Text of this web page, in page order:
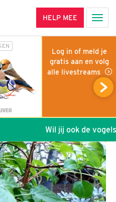
HELP MEE
Log in of meld je
gratis aan en volg
alle livestreams
Wil jij ook de